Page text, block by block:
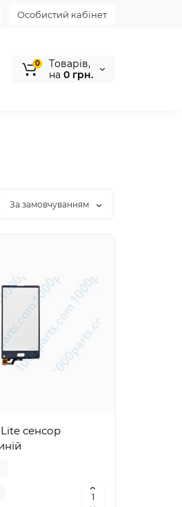
Особистий кабінет
0
Tоварів,
на 0 грн.
За замовчуванням
сенсор